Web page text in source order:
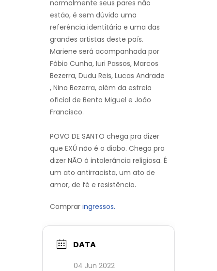
normalmente seus pares não
estão, é sem dúvida uma
referência identitária e uma das
grandes artistas deste país.
Mariene será acompanhada por
Fábio Cunha, Iuri Passos, Marcos
Bezerra, Dudu Reis, Lucas Andrade
, Nino Bezerra, além da estreia
oficial de Bento Miguel e João
Francisco.
POVO DE SANTO chega pra dizer
que EXÚ não é o diabo. Chega pra
dizer NÃO à intolerância religiosa. É
um ato antirracista, um ato de
amor, de fé e resistência.
Comprar ingressos.
DATA
04 Jun 2022